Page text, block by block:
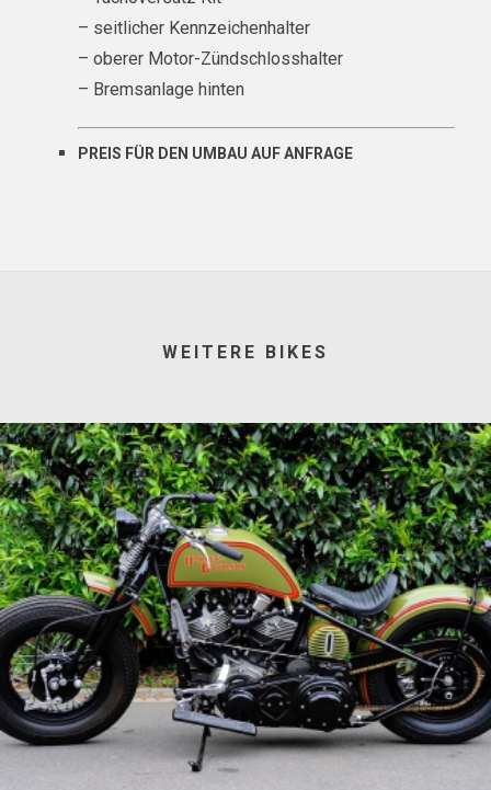
– seitlicher Kennzeichenhalter
– oberer Motor-Zündschlosshalter
– Bremsanlage hinten
PREIS FÜR DEN UMBAU AUF ANFRAGE
WEITERE BIKES